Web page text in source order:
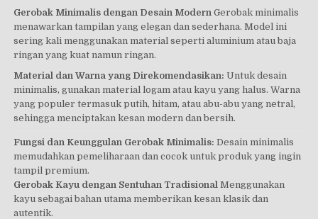
Gerobak Minimalis dengan Desain Modern Gerobak minimalis
menawarkan tampilan yang elegan dan sederhana. Model ini
sering kali menggunakan material seperti aluminium atau baja
ringan yang kuat namun ringan.
Material dan Warna yang Direkomendasikan: Untuk desain
minimalis, gunakan material logam atau kayu yang halus. Warna
yang populer termasuk putih, hitam, atau abu-abu yang netral,
sehingga menciptakan kesan modern dan bersih.
Fungsi dan Keunggulan Gerobak Minimalis: Desain minimalis
memudahkan pemeliharaan dan cocok untuk produk yang ingin
tampil premium.
Gerobak Kayu dengan Sentuhan Tradisional Menggunakan
kayu sebagai bahan utama memberikan kesan klasik dan
autentik.